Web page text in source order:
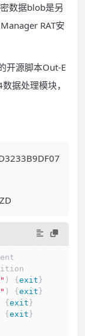
数据blob是另
RAT安
开源脚本Out-E
据处理模块，
) {exit}
) {exit}
{exit}
{exit}